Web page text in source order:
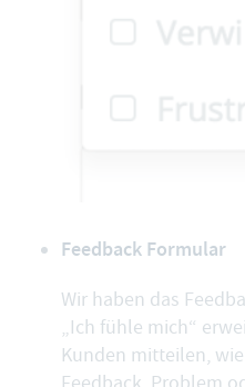
Feedback Formular
Wir haben das
„Ich fühle mich“
Kunden mitteilen,